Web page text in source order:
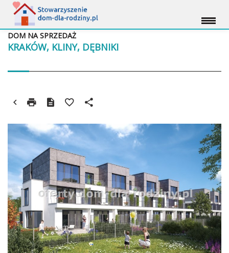
KRAKÓW, KLINY, DĘBNIKI
DOM NA SPRZEDAŻ